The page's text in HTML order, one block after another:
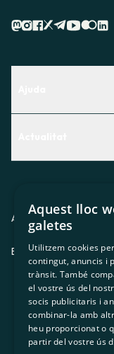
Premsa
Treballa amb
Avis legal Política de
ES CAGLEU
Aquest lloc
galetes
Utilitzem cookies
contingut, anuncis i
trànsit. També
el vostre ús del
socis publicitaris i
combinar-la amb
heu proporcionat o
partir del vostre ús